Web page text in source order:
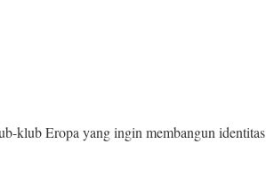
klub Eropa yang ingin membangun identitas